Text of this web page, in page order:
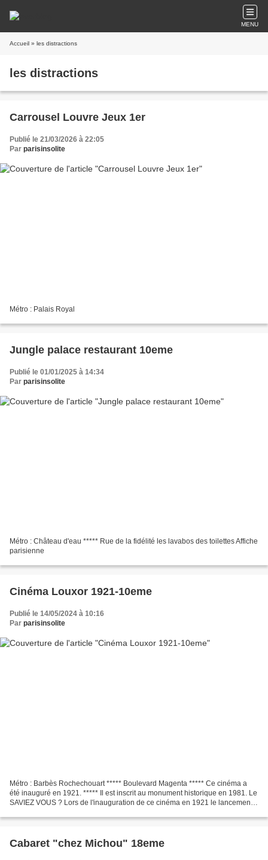
MENU
Accueil » les distractions
les distractions
Carrousel Louvre Jeux 1er
Publié le 21/03/2026 à 22:05
Par parisinsolite
Métro : Palais Royal
Jungle palace restaurant 10eme
Publié le 01/01/2025 à 14:34
Par parisinsolite
Métro : Château d'eau ***** Rue de la fidélité les lavabos des toilettes Affiche
parisienne
Cinéma Louxor 1921-10eme
Publié le 14/05/2024 à 10:16
Par parisinsolite
Métro : Barbès Rochechouart ***** Boulevard Magenta ***** Ce cinéma a
été inauguré en 1921. ***** Il est inscrit au monument historique en 1981. Le
SAVIEZ VOUS ? Lors de l'inauguration de ce cinéma en 1921 le lancement
Cabaret "chez Michou" 18eme